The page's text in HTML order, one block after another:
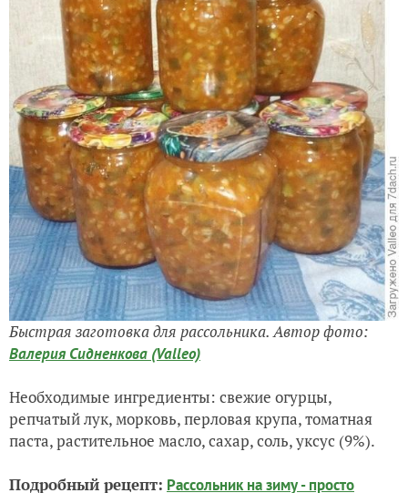
Быстрая заготовка для рассольника. Автор фото:
Валерия Сидненкова (Valleo)
Необходимые ингредиенты: свежие огурцы,
репчатый лук, морковь, перловая крупа, томатная
паста, растительное масло, сахар, соль, уксус (9%).
Подробный рецепт: Рассольник на зиму - просто